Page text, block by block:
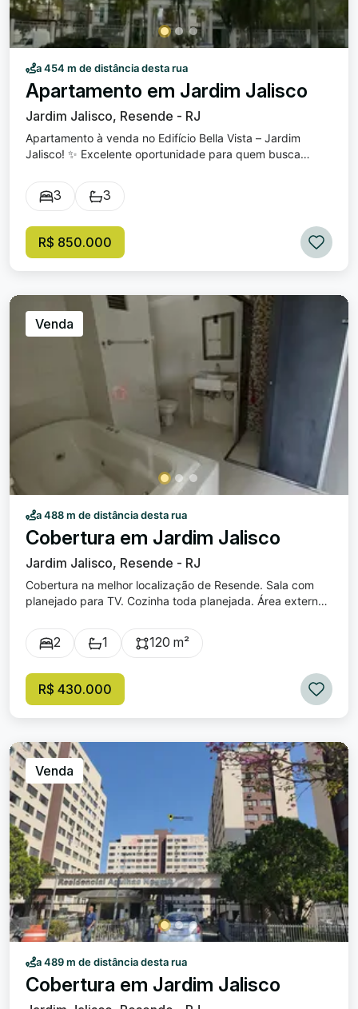
a 454 m de distância desta rua
Apartamento em Jardim Jalisco
Jardim Jalisco, Resende - RJ
Apartamento à venda no Edifício Bella Vista – Jardim
Jalisco! ✨ Excelente oportunidade para quem busca
uma das melhores regiões de Resende , o Edifício Bella
Vista está próximo à Prefeitura, Fórum, escolas e diversos
no dia a dia. 🏡 O apartamento conta com: Sala ampla e
bem iluminada, com acesso à sacada espaçosa e telas de
atendendo os outros 2 quartos 2 vagas de garagem
cobertas Localizado no 10º andar , com vista panorâmica
incrível da cidade! 🌆 🎯 Comodidades do condomínio:
Piscina adulto e infantil Sauna Quadra poliesportiva e
quadra de tênis Área de lazer completa com
churrasqueiras e espaço gourmet Dois salões de festas ,
sendo um infantil e outro adulto Salão de jogos Sala de
estudos Brinquedoteca Home theater e cinema
Hidromassagem Ampla área verde e gramado Segurança
e portaria 24h 💎 Um imóvel completo, ideal para quem
busca conforto, sofisticação e lazer em um só lugar! 📍
Jardim Jalisco – Resende/RJ Valor de venda: R$
850.000,00 Condomínio (valor aproximado): R$ 960,00
3 3
R$ 850.000
Venda
a 488 m de distância desta rua
Cobertura em Jardim Jalisco
Jardim Jalisco, Resende - RJ
Cobertura na melhor localização de Resende. Sala com
planejado para TV. Cozinha toda planejada. Área externa
condicionado, closet, hidromassagem e banheiro
planejado. Outro quarto planejado. Banheiro social
poliesportiva.
2 1 120 m²
R$ 430.000
Venda
a 489 m de distância desta rua
Cobertura em Jardim Jalisco